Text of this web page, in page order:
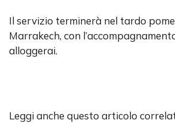
Il servizio terminerà nel tardo
Marrakech, con
alloggerai.
Leggi anche questo articolo